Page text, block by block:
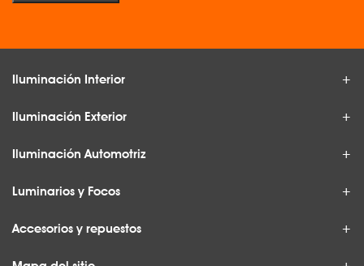
Iluminación Interior
Iluminación Exterior
Iluminación Automotriz
Luminarios y Focos
Accesorios y repuestos